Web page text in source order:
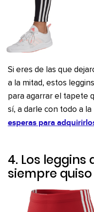
Si eres de las que
a la mitad, estos
para agarrar el tapete
sí, a darle con todo a
esperas para
4. Los leggins
siempre quiso